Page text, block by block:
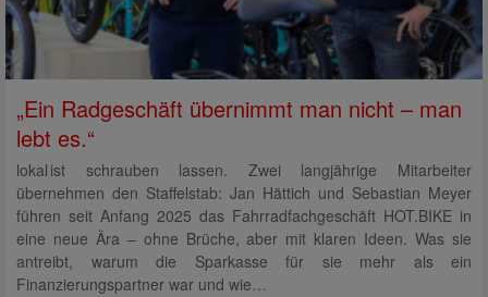
„Ein Radgeschäft übernimmt man nicht – man
lebt es.“
lokal ist schrauben lassen. Zwei langjährige Mitarbeiter
übernehmen den Staffelstab: Jan Hättich und Sebastian Meyer
führen seit Anfang 2025 das Fahrradfachgeschäft HOT.BIKE in
eine neue Ära – ohne Brüche, aber mit klaren Ideen. Was sie
antreibt, warum die Sparkasse für sie mehr als ein
Finanzierungspartner war und wie…